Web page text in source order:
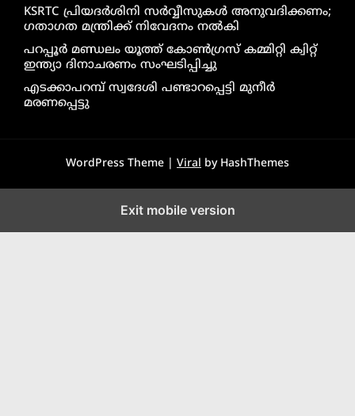
KSRTC പ്രിയദർശിനി സർവ്വീസുകൾ അനുവദിക്കണം;
ഗതാഗത മന്ത്രിക്ക് നിവേദനം നൽകി
പറപ്പൂർ മണ്ഡലം യൂത്ത് കോൺഗ്രസ് കമ്മിറ്റി ക്വിറ്റ്
ഇന്ത്യാ ദിനാചരണം സംഘടിപ്പിച്ചു
എടക്കാപറമ്പ് സ്വദേശി പണ്ടാറപ്പെട്ടി മുനീർ
മരണപ്പെട്ടു
WordPress Theme | Viral by HashThemes
Exit mobile version